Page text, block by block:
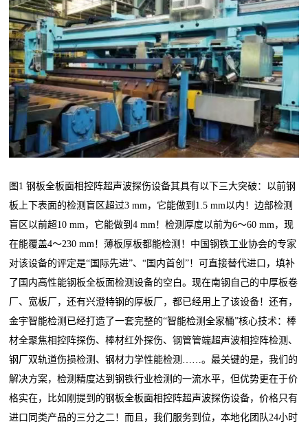
图1 钢板全板面相控阵超声波探伤设备其具有以下三大突破：以前钢
板上下表面的检测盲区超过3 mm，它能做到1.5 mm以内！边部检测
盲区以前超10 mm，它能做到4 mm！检测厚度以前为6～60 mm，现
在能覆盖4～230 mm！薄板厚板都能检测！中国钢铁工业协会的专家
对该设备的评定是“国际先进”、“国内首创”！可直接替代进口，填补
了国内高性能钢板全板面检测设备的空白。现在南钢自己的中厚板卷
厂、宽板厂，还有兴澄特钢的厚板厂，都已经用上了该设备！还有，
金宇智能检测已经打造了一套完整的“智能检测全家桶”核心技术：棒
材全聚焦相控阵探伤、棒材红外探伤、钢管管端超声波相控阵检测、
钢厂双轨道伤损检测、钢材力学性能检测……。最关键的是，我们的
解决方案，检测精度达到钢铁行业检测的一流水平，但优势更在于价
格实在，比如刚提到的钢板全板面相控阵超声波探伤设备，价格只有
进口同类产品的三分之二！而且，我们服务到位，本地化团队24小时